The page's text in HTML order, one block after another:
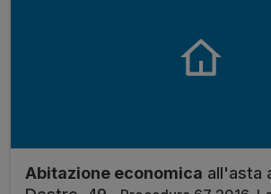
Abitazione economica all'asta